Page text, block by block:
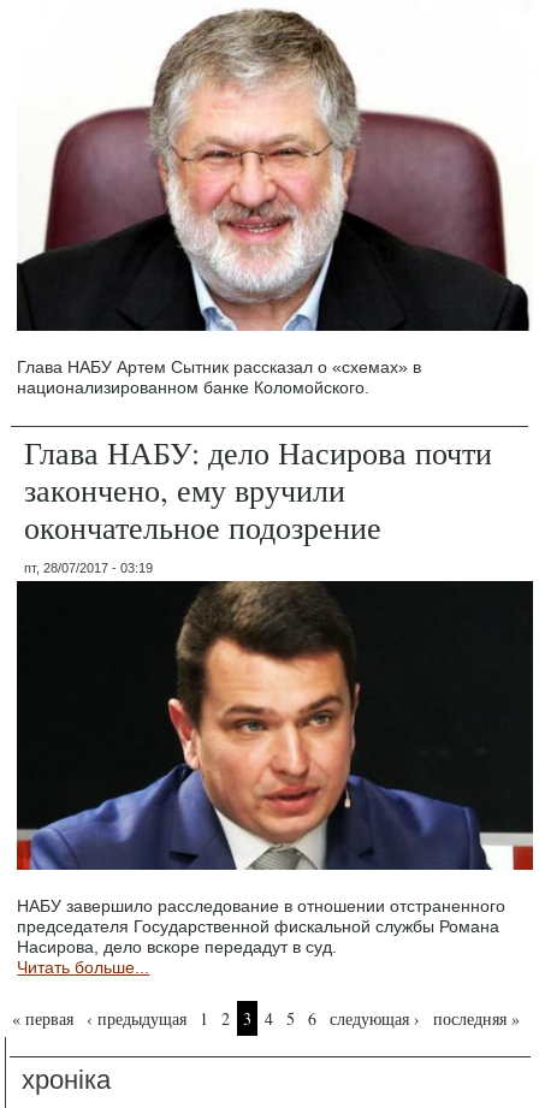
Глава НАБУ Артем Сытник рассказал о «схемах» в
национализированном банке Коломойского.
Глава НАБУ: дело Насирова почти
закончено, ему вручили
окончательное подозрение
пт, 28/07/2017 - 03:19
НАБУ завершило расследование в отношении отстраненного
председателя Государственной фискальной службы Романа
Насирова, дело вскоре передадут в суд.
Читать больше...
Страницы
« первая ‹ предыдущая 1 2 3 4 5 6 следующая › последняя »
хроніка